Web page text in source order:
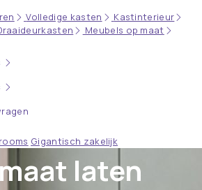
Volledige kasten
Kastinterieur
Meubels op maat
Gigantisch zakelijk
laten